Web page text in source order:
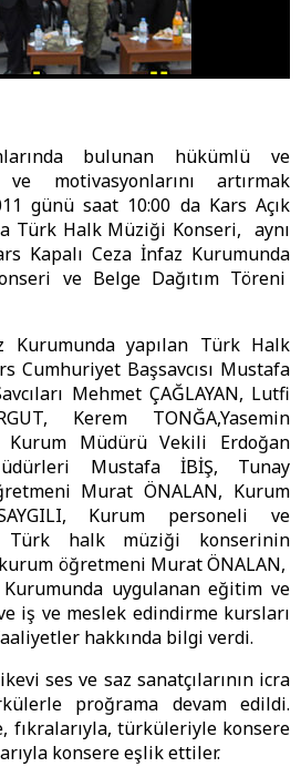
bulunan hükümlü ve
motivasyonlarını artırmak
günü saat 10:00 da Kars Açık
Türk Halk Müziği Konseri, aynı
Kapalı Ceza İnfaz Kurumunda
ve Belge Dağıtım Töreni
Kurumunda yapılan Türk Halk
Cumhuriyet Başsavcısı Mustafa
Mehmet ÇAĞLAYAN, Lutfi
Kerem TONĞA,Yasemin
Kurum Müdürü Vekili Erdoğan
Mustafa İBİŞ, Tunay
Murat ÖNALAN, Kurum
Kurum personeli ve
Türk halk müziği konserinin
öğretmeni Murat ÖNALAN,
Kurumunda uygulanan eğitim ve
iş ve meslek edindirme kursları
hakkında bilgi verdi.
ses ve saz sanatçılarının icra
proğrama devam edildi.
fıkralarıyla, türküleriyle konsere
konsere eşlik ettiler.